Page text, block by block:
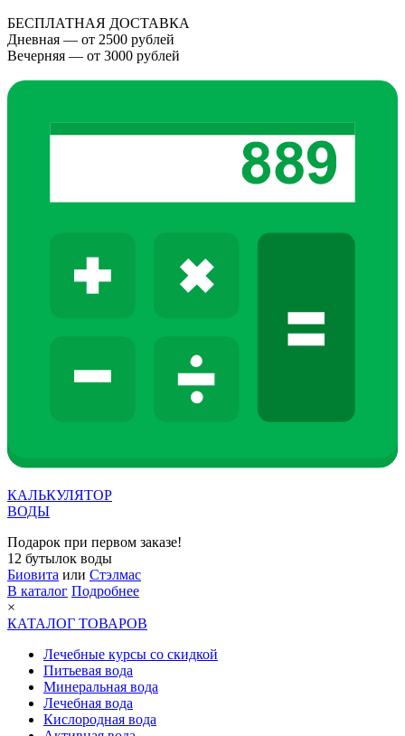
БЕСПЛАТНАЯ ДОСТАВКА
Дневная — от 2500 рублей
Вечерняя — от 3000 рублей
КАЛЬКУЛЯТОР
ВОДЫ
Подарок при первом заказе!
12 бутылок воды
Биовита или Стэлмас
В каталог Подробнее
×
КАТАЛОГ ТОВАРОВ
Лечебные курсы со скидкой
Питьевая вода
Минеральная вода
Лечебная вода
Кислородная вода